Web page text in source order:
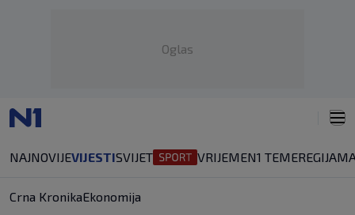
Oglas
NAJNOVIJEVIJESTISVIJET VRIJEMEN1 TEMEREGIJA
Crna KronikaEkonomija